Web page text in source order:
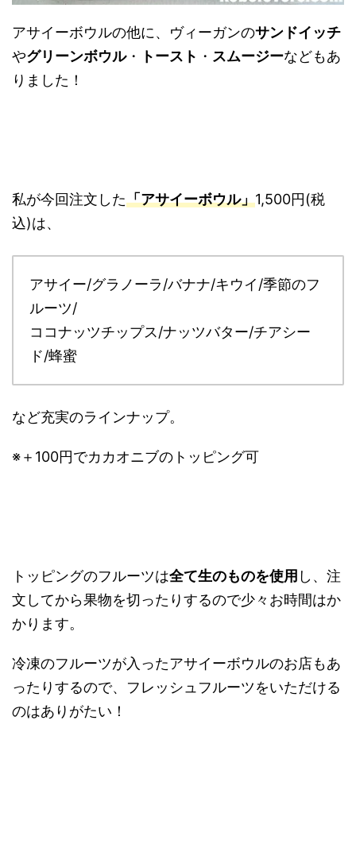
アサイーボウルの他に、ヴィーガンのサンドイッチ
やグリーンボウル・ トースト ・ スムージーなどもあ
りました！
私が今回注文した「アサイーボウル」1,500円(税
込)は、
アサイー/グラノーラ/バナナ/キウイ/季節のフ
ルーツ/
ココナッツチップス/ナッツバター/チアシー
ド/蜂蜜
など充実のラインナップ。
※＋100円でカカオニブのトッピング可
トッピングのフルーツは全て生のものを使用 し、注
文してから果物を切ったりするので少々お時間はか
かります。
冷凍のフルーツが入ったアサイーボウルのお店もあ
ったりするので、フレッシュフルーツをいただける
のはありがたい！